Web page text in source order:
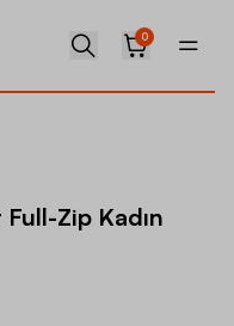
0
Zip Kadın